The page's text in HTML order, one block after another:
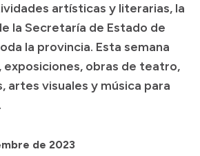
proveedores
artísticas y literarias, la
la Secretaría de Estado de
la provincia. Esta semana
obras de teatro,
artes visuales y música para
de 2023